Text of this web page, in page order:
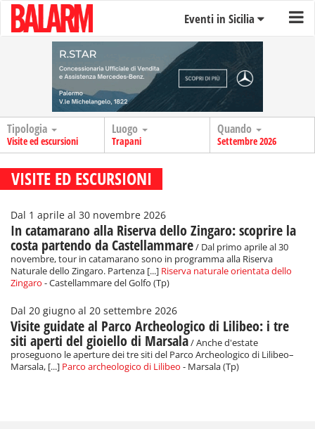
Eventi in Sicilia
Tipologia
Visite ed escursioni
Luogo
Trapani
Quando
Settembre 2026
VISITE ED ESCURSIONI
Dal 1 aprile al 30 novembre 2026
In catamarano alla Riserva dello Zingaro: scoprire la
costa partendo da Castellammare/ Dal primo aprile al 30
novembre, tour in catamarano sono in programma alla Riserva
Naturale dello Zingaro. Partenza [...] Riserva naturale orientata dello
Zingaro - Castellammare del Golfo (Tp)
Dal 20 giugno al 20 settembre 2026
Visite guidate al Parco Archeologico di Lilibeo: i tre
siti aperti del gioiello di Marsala/ Anche d'estate
proseguono le aperture dei tre siti del Parco Archeologico di Lilibeo–
Marsala, [...] Parco archeologico di Lilibeo - Marsala (Tp)